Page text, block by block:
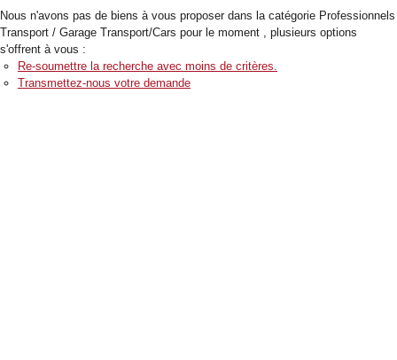
Nous n'avons pas de biens à vous proposer dans la catégorie Professionnels
Transport / Garage Transport/Cars pour le moment , plusieurs options
s'offrent à vous :
Re-soumettre la recherche avec moins de critères.
Transmettez-nous votre demande